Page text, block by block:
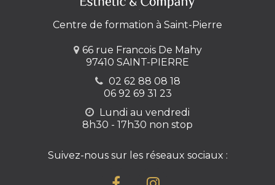
Centre de formation à Saint-Pierre
66 rue Francois De Mahy
97410 SAINT-PIERRE
02 62 88 08 18
06 92 69 31 23
Lundi au vendredi
8h30 - 17h30 non stop
Suivez-nous sur les réseaux sociaux :